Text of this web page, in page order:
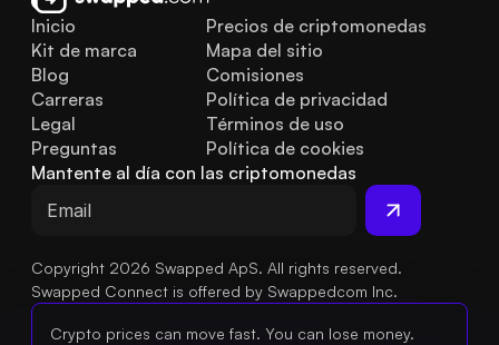
Inicio
Kit de marca
Blog
Preguntas
frecuentes
Legal
Carreras
Precios de criptomonedas
Mapa del sitio
Comisiones
Política de privacidad
Términos de uso
Política de cookies
Mantente al día con las criptomonedas
Copyright 2026 Swapped ApS. All rights reserved.
Swapped Connect is offered by Swappedcom Inc.
Crypto prices can move fast. You can lose money.